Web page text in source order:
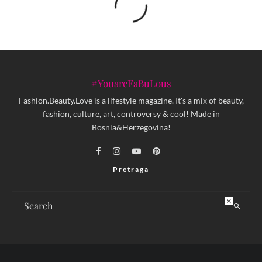
#YouareFaBuLous
Fashion.Beauty.Love is a lifestyle magazine. It's a mix of beauty,
fashion, culture, art, controversy & cool! Made in
Bosnia&Herzegovina!
Pretraga
×